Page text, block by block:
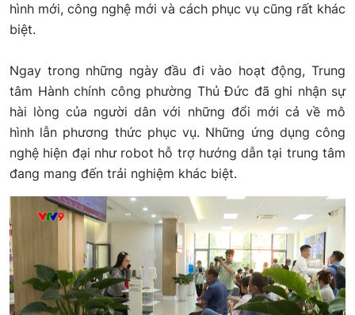
hình mới, công nghệ mới và cách phục vụ cũng rất khác
biệt.
Ngay trong những ngày đầu đi vào hoạt động, Trung
tâm Hành chính công phường Thủ Đức đã ghi nhận sự
hài lòng của người dân với những đổi mới cả về mô
hình lẫn phương thức phục vụ. Những ứng dụng công
nghệ hiện đại như robot hỗ trợ hướng dẫn tại trung tâm
đang mang đến trải nghiệm khác biệt.